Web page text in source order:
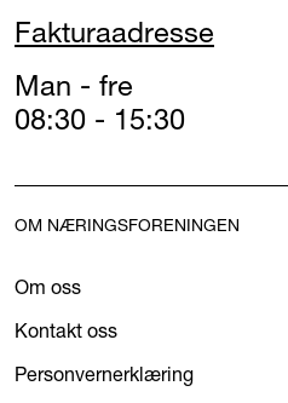
Fakturaadresse
Man - fre
08:30 - 15:30
OM NÆRINGSFORENINGEN
Om oss
Kontakt oss
Personvernerklæring